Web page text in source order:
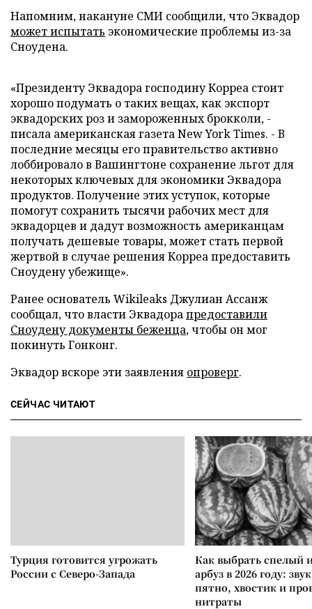
Напомним, накануне СМИ сообщили, что Эквадор
может испытать экономические проблемы из-за
Сноудена.
«Президенту Эквадора господину Корреа стоит
хорошо подумать о таких вещах, как экспорт
эквадорских роз и замороженных брокколи, -
писала американская газета New York Times. - В
последние месяцы его правительство активно
лоббировало в Вашингтоне сохранение льгот для
некоторых ключевых для экономики Эквадора
продуктов. Получение этих уступок, которые
помогут сохранить тысячи рабочих мест для
эквадорцев и дадут возможность американцам
получать дешевые товары, может стать первой
жертвой в случае решения Корреа предоставить
Сноудену убежище».
Ранее основатель Wikileaks Джулиан Ассанж
сообщал, что власти Эквадорапредоставили
Сноудену документы беженца, чтобы он мог
покинуть Гонконг.
Эквадор вскоре эти заявления опроверг.
СЕЙЧАС ЧИТАЮТ
Турция готовится угрожать
России с Северо-Запада
Как выбрать спелый
арбуз в 2026 году:
пятно, хвостик и
нитраты